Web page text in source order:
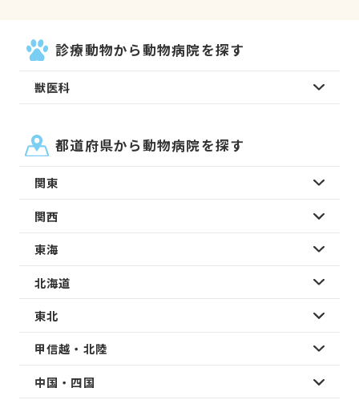
診療動物から動物病院を探す
獣医科
都道府県から動物病院を探す
関東
関西
東海
北海道
東北
甲信越・北陸
中国・四国